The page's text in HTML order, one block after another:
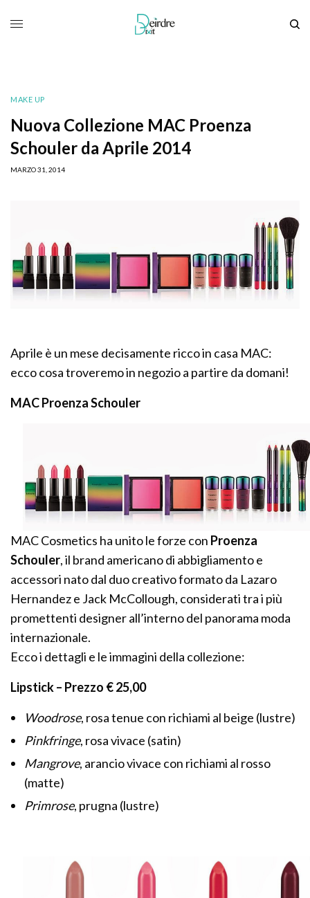
MAKE UP
Nuova Collezione MAC Proenza
Schouler da Aprile 2014
MARZO 31, 2014
Aprile è un mese decisamente ricco in casa MAC:
ecco cosa troveremo in negozio a partire da domani!
MAC Proenza Schouler
MAC Cosmetics ha unito le forze con Proenza
Schouler, il brand americano di abbigliamento e
accessori nato dal duo creativo formato da Lazaro
Hernandez e Jack McCollough, considerati tra i più
promettenti designer all’interno del panorama moda
internazionale.
Ecco i dettagli e le immagini della collezione:
Lipstick – Prezzo € 25,00
Woodrose, rosa tenue con richiami al beige (lustre)
Pinkfringe, rosa vivace (satin)
Mangrove, arancio vivace con richiami al rosso
(matte)
Primrose, prugna (lustre)